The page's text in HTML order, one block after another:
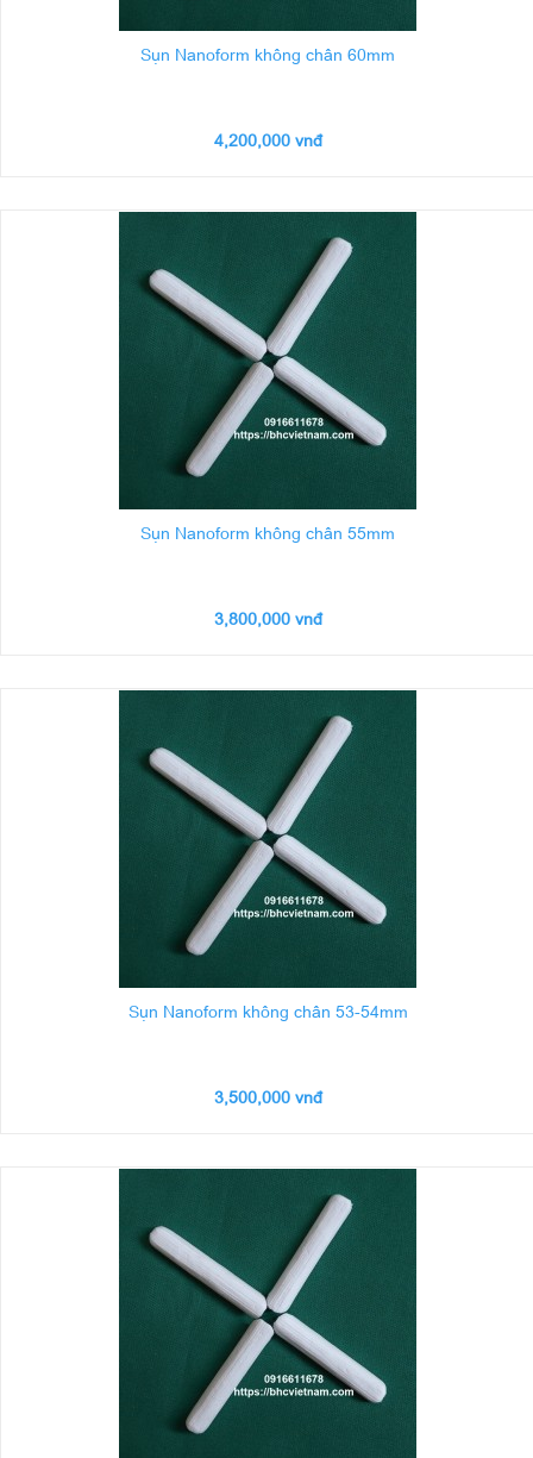
Sụn Nanoform không chân 60mm
4,200,000 vnđ
Sụn Nanoform không chân 55mm
3,800,000 vnđ
Sụn Nanoform không chân 53-54mm
3,500,000 vnđ